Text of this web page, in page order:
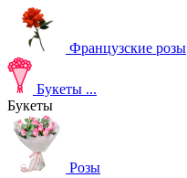
Французские розы
Букеты ...
Букеты
Розы